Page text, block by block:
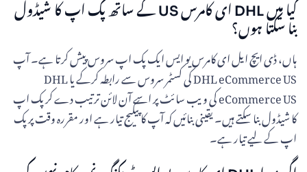
کیا میں DHL ای کامرس US کے ساتھ پک اپ کا شیڈول
بنا سکتا ہوں؟
ہاں، ڈی ایچ ایل ای کامرس یو ایس ایک پک اپ سروس پیش کرتا ہے۔ آپ
DHL eCommerce US کی کسٹمر سروس سے رابطہ کرکے یا DHL
eCommerce US کی ویب سائٹ پر اسے آن لائن ترتیب دے کر پک اپ
کا شیڈول بنا سکتے ہیں۔ یقینی بنائیں کہ آپ کا پیکیج تیار ہے اور مقررہ وقت پر پک
اپ کے لیے تیار ہے۔